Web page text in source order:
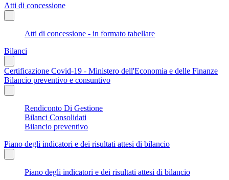
Atti di concessione
Atti di concessione - in formato tabellare
Bilanci
Certificazione Covid-19 - Ministero dell'Economia e delle Finanze
Bilancio preventivo e consuntivo
Rendiconto Di Gestione
Bilanci Consolidati
Bilancio preventivo
Piano degli indicatori e dei risultati attesi di bilancio
Piano degli indicatori e dei risultati attesi di bilancio